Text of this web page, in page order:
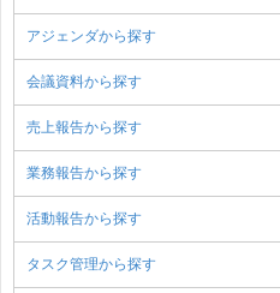
アジェンダから探す
会議資料から探す
売上報告から探す
業務報告から探す
活動報告から探す
タスク管理から探す